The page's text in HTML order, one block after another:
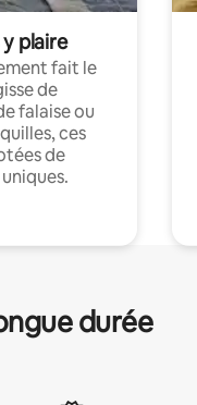
y plaire
fait le
de
falaise ou
ces
de
durée